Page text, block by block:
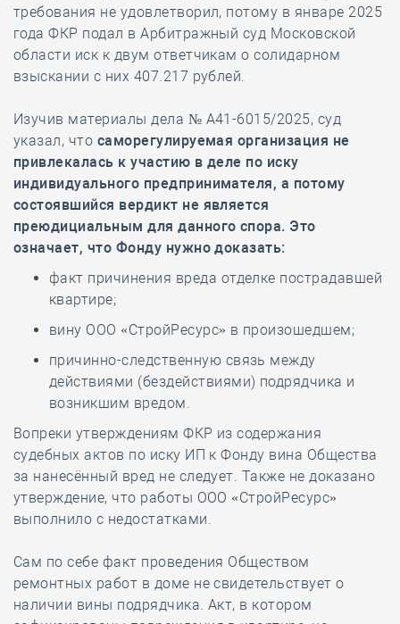
требования не удовлетворил, потому в январе 2025
года ФКР подал в Арбитражный суд Московской
области иск к двум ответчикам о солидарном
взыскании с них 407.217 рублей.
Изучив материалы дела № А41-6015/2025, суд
указал, что саморегулируемая организация не
привлекалась к участию в деле по иску
индивидуального предпринимателя, а потому
состоявшийся вердикт не является
преюдициальным для данного спора. Это
означает, что Фонду нужно доказать:
факт причинения вреда отделке пострадавшей
квартире;
вину ООО «СтройРесурс» в произошедшем;
причинно-следственную связь между
действиями (бездействиями) подрядчика и
возникшим вредом.
Вопреки утверждениям ФКР из содержания
судебных актов по иску ИП к Фонду вина Общества
за нанесённый вред не следует. Также не доказано
утверждение, что работы ООО «СтройРесурс»
выполнило с недостатками.
Сам по себе факт проведения Обществом
ремонтных работ в доме не свидетельствует о
наличии вины подрядчика. Акт, в котором